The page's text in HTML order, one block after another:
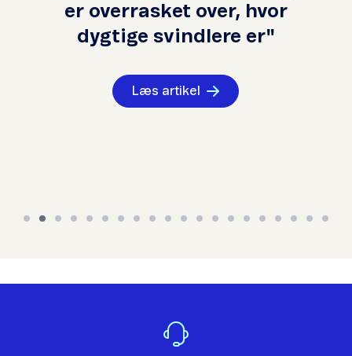
er overrasket over, hvor
dygtige svindlere er"
Læs artikel